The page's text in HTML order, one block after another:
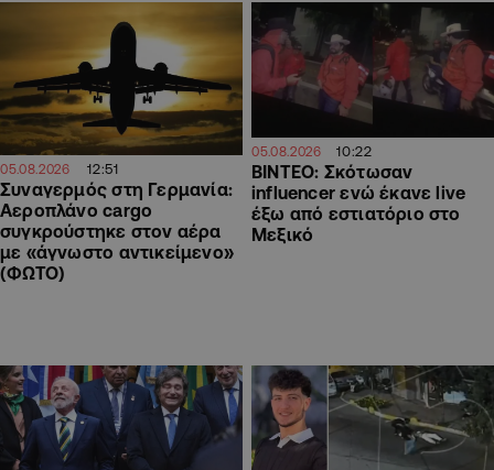
05.08.2026 12:51
Συναγερμός στη Γερμανία:
Αεροπλάνο cargo
συγκρούστηκε στον αέρα
με «άγνωστο αντικείμενο»
(ΦΩΤΟ)
05.08.2026 10:22
ΒΙΝΤΕΟ: Σκότωσαν
influencer ενώ έκανε live
έξω από εστιατόριο στο
Μεξικό